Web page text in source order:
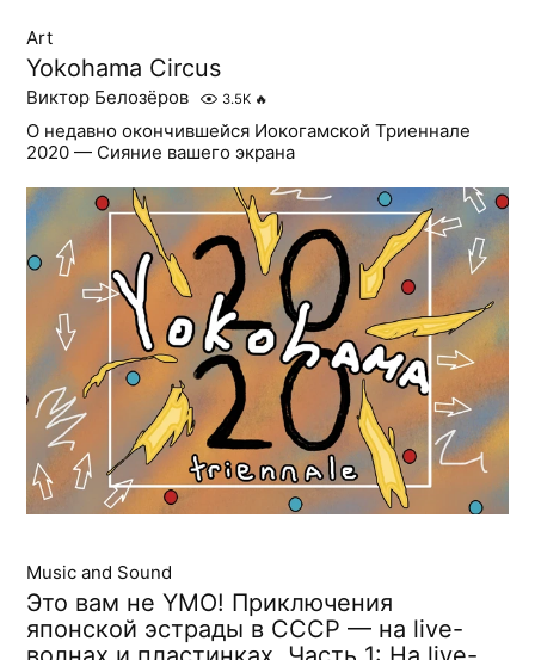
Art
Yokohama Circus
Виктор Белозёров 3.5K 🔥
О недавно окончившейся Иокогамской Триеннале
2020 — Сияние вашего экрана
Music and Sound
Это вам не YMO! Приключения
японской эстрады в СССР — на live-